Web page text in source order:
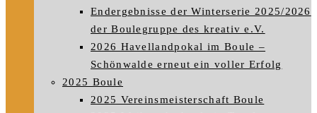
Endergebnisse der Winterserie 2025/2026
der Boulegruppe des kreativ e.V.
2026 Havellandpokal im Boule –
Schönwalde erneut ein voller Erfolg
2025 Boule
2025 Vereinsmeisterschaft Boule